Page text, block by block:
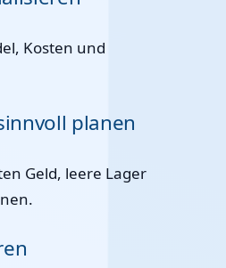
Kosten und
planen
Geld, leere Lager